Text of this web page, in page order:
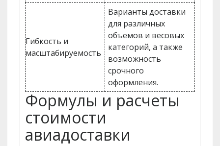
Гибкость и
масштабируемость
Варианты доставки
для различных
объемов и весовых
категорий, а также
возможность
срочного
оформления.
Формулы и расчеты
стоимости
авиадоставки